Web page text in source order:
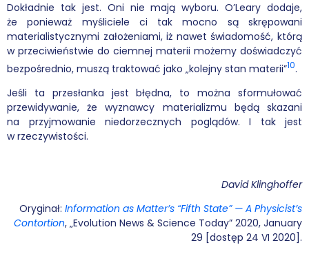
Dokładnie tak jest. Oni nie mają wyboru. O’Leary dodaje,
że ponieważ myśliciele ci tak mocno są skrępowani
materialistycznymi założeniami, iż nawet świadomość, którą
w przeciwieństwie do ciemnej materii możemy doświadczyć
bezpośrednio, muszą traktować jako „kolejny stan materii”10.
Jeśli ta przesłanka jest błędna, to można sformułować
przewidywanie, że wyznawcy materializmu będą skazani
na przyjmowanie niedorzecznych poglądów. I tak jest
w rzeczywistości.
David Klinghoffer
Oryginał: Information as Matter’s “Fifth State” — A Physicist’s
Contortion, „Evolution News & Science Today” 2020, January
29 [dostęp 24 VI 2020].